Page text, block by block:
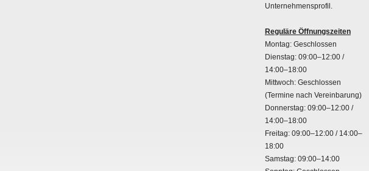
Unternehmensprofil.
Reguläre Öffnungszeiten
Montag: Geschlossen
Dienstag: 09:00–12:00 /
14:00–18:00
Mittwoch: Geschlossen
(Termine nach Vereinbarung)
Donnerstag: 09:00–12:00 /
14:00–18:00
Freitag: 09:00–12:00 / 14:00–
18:00
Samstag: 09:00–14:00